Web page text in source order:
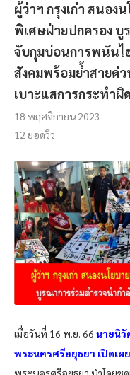
ผู้ว่าฯ กรุงเก่า สนอง
พิเศษฝ่ายปกครอง บู
จับกุมบ่อนการพนันไฮ
สังคมพร้อมย้ำสายด่
เบาะแสการกระทำผิ
18 พฤศจิกายน 2023
12 ยอดวิว
เมื่อวันที่ 16 พ.ย. 66 นายนิวั
พระนครศรีอยุธยา เปิดเผ